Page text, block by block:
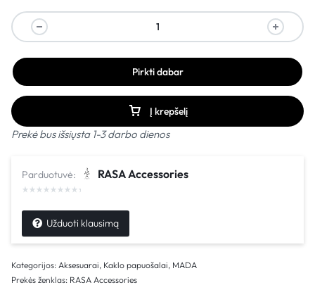
Į krepšelį
Pirkti dabar
Prekė bus išsiųsta 1-3 darbo dienos
Parduotuvė: RASA Accessories
Užduoti klausimą
Kategorijos: Aksesuarai, Kaklo papuošalai, MADA
Prekės ženklas: RASA Accessories